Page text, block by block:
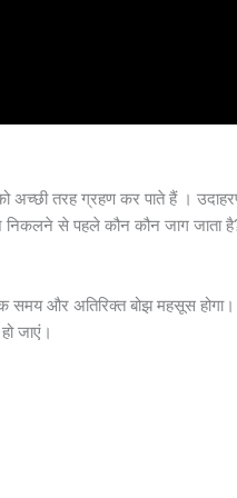
अच्छी तरह ग्रहण कर पाते हैं ।
निकलने से पहले कौन कौन जाग जाता
और अतिरिक्त बोझ महसूस होगा।
जाएं।